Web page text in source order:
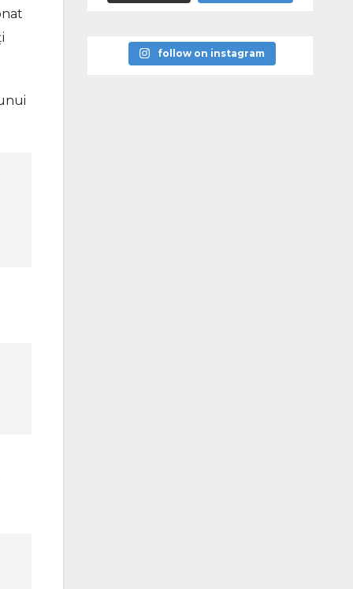
follow on instagram